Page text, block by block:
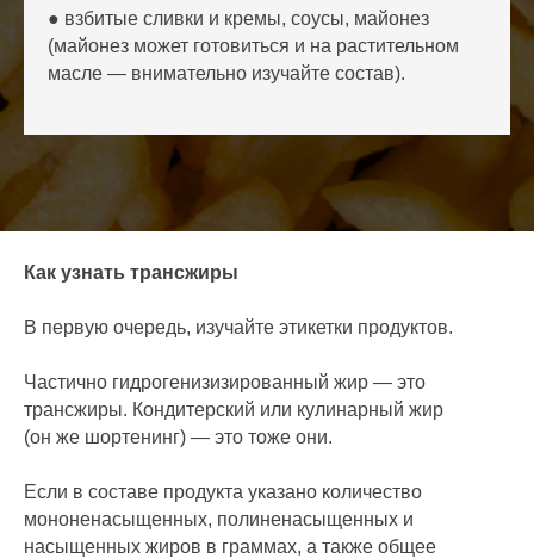
● взбитые сливки и кремы, соусы, майонез
(майонез может готовиться и на растительном
масле — внимательно изучайте состав).
Как узнать трансжиры
В первую очередь, изучайте этикетки продуктов.
Частично гидрогенизизированный жир — это
трансжиры. Кондитерский или кулинарный жир
(он же шортенинг) — это тоже они.
Если в составе продукта указано количество
мононенасыщенных, полиненасыщенных и
насыщенных жиров в граммах, а также общее